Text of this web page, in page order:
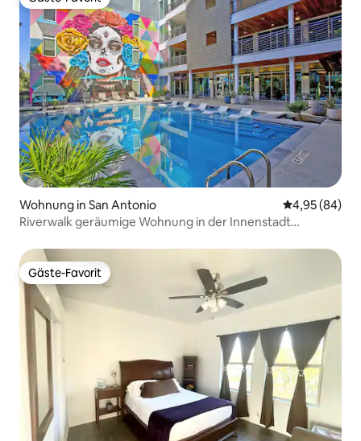
Gäste-Favorit
Wohnung in San Antonio
4,95 (84)
Riverwalk geräumige Wohnung in der Innenstadt
Gäste-Favorit
Gäste-Favorit